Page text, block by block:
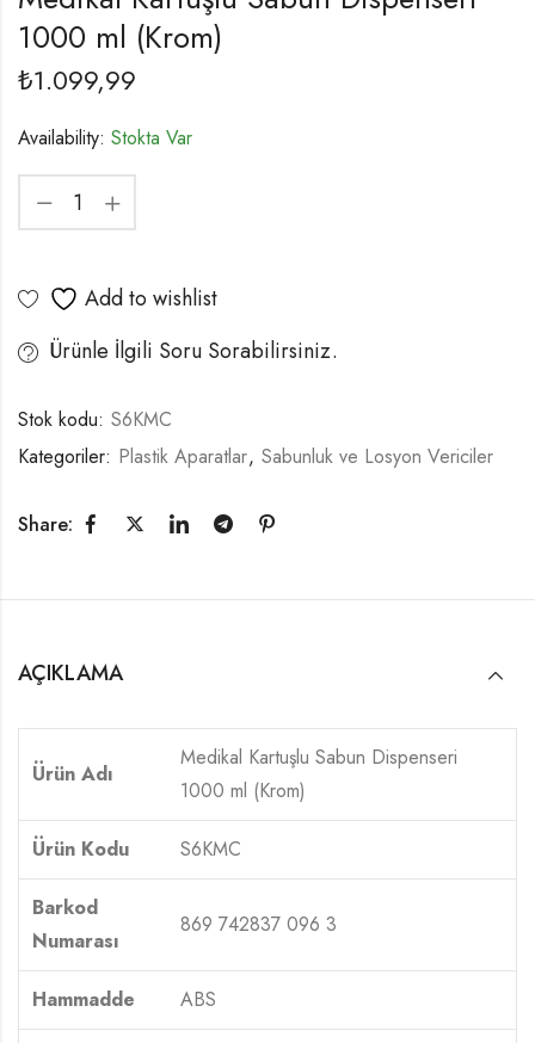
1000 ml (Krom)
₺1.099,99
Availability: Stokta Var
Add to wishlist
Ürünle İlgili Soru Sorabilirsiniz.
Stok kodu: S6KMC
Kategoriler: Plastik Aparatlar, Sabunluk ve Losyon Vericiler
Share:
AÇIKLAMA
Ürün Adı
Medikal Kartuşlu Sabun Dispenseri
1000 ml (Krom)
Ürün Kodu S6KMC
Barkod
Numarası
869 742837 096 3
Hammadde ABS